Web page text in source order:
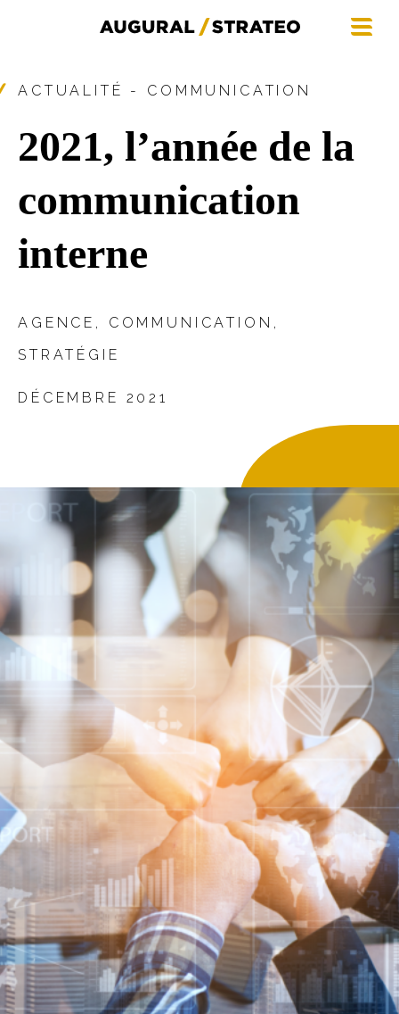
ACTUALITÉ - COMMUNICATION
2021, l’année de la
communication
interne
AGENCE , COMMUNICATION ,
STRATÉGIE
DÉCEMBRE 2021